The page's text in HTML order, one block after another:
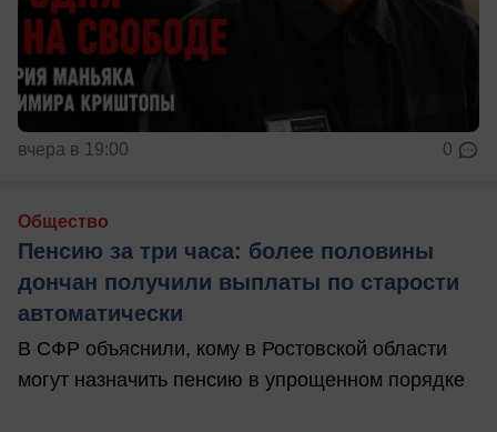
вчера в 19:00 0
Общество
Пенсию за три часа: более половины
дончан получили выплаты по старости
автоматически
В СФР объяснили, кому в Ростовской области
могут назначить пенсию в упрощенном порядке